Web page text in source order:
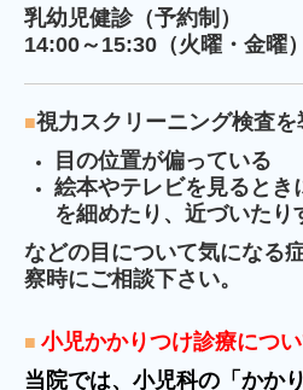
乳幼児健診（予約制）
14:00～15:30（火曜・金曜）
■視力スクリーニング検査
目の位置が偏っている
絵本やテレビを見るとき
を細めたり、近づいたり
などの目について気になる
察時にご相談下さい。
■ 小児かかりつけ診療につ
当院では、小児科の「かか